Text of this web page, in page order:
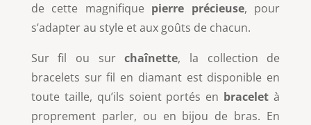
de cette magnifique pierre précieuse, pour
s’adapter au style et aux goûts de chacun.
Sur fil ou surchaînette, la collection de
bracelets sur fil en diamant est disponible en
toute taille, qu’ils soient portés en braceletà
proprement parler, ou en bijou de bras. En